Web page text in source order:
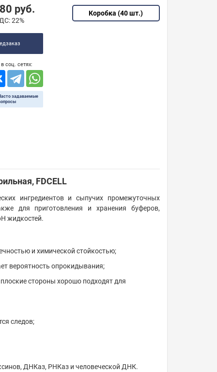
руб.
22%
соц. сетях:
задаваемые
Коробка (40 шт.)
FDCELL
ингредиентов и сыпучих промежуточных
для приготовления и хранения буферов,
жидкостей.
и химической стойкостью;
вероятность опрокидывания;
стороны хорошо подходят для
следов;
ДНКаз, РНКаз и человеческой ДНК.